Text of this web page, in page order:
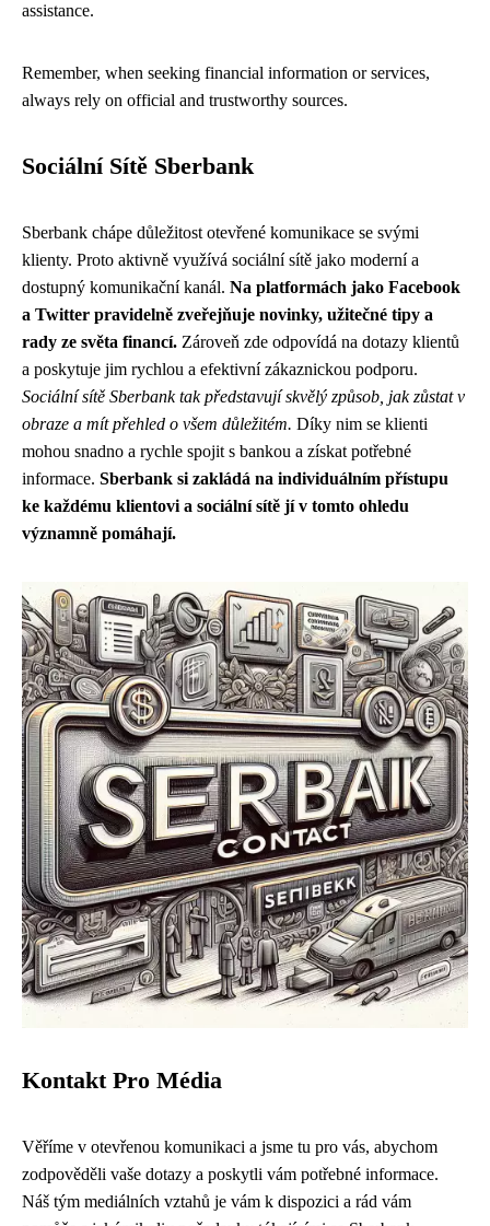
assistance.
Remember, when seeking financial information or services,
always rely on official and trustworthy sources.
Sociální Sítě Sberbank
Sberbank chápe důležitost otevřené komunikace se svými
klienty. Proto aktivně využívá sociální sítě jako moderní a
dostupný komunikační kanál. Na platformách jako Facebook
a Twitter pravidelně zveřejňuje novinky, užitečné tipy a
rady ze světa financí. Zároveň zde odpovídá na dotazy klientů
a poskytuje jim rychlou a efektivní zákaznickou podporu.
Sociální sítě Sberbank tak představují skvělý způsob, jak zůstat v
obraze a mít přehled o všem důležitém. Díky nim se klienti
mohou snadno a rychle spojit s bankou a získat potřebné
informace. Sberbank si zakládá na individuálním přístupu
ke každému klientovi a sociální sítě jí v tomto ohledu
významně pomáhají.
Kontakt Pro Média
Věříme v otevřenou komunikaci a jsme tu pro vás, abychom
zodpověděli vaše dotazy a poskytli vám potřebné informace.
Náš tým mediálních vztahů je vám k dispozici a rád vám